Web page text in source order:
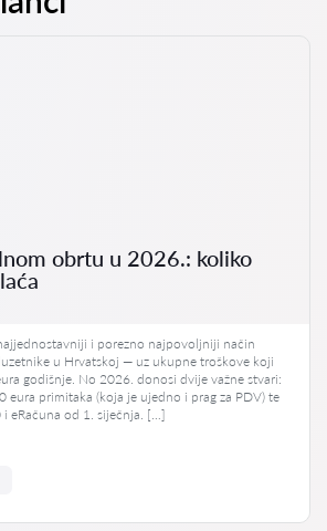
obrtu u 2026.: koliko
i porezno najpovoljniji način
u Hrvatskoj — uz ukupne troškove koji
godišnje. No 2026. donosi dvije važne stvari:
eura primitaka (koja je ujedno i prag za PDV) te
eRačuna od 1. siječnja. […]